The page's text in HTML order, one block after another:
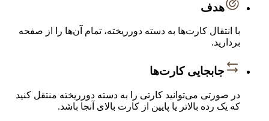
هدف
با انتقال کارت‌ها به دسته دورریخته، تمام آن‌ها را از صفحه
بردارید.
جابجایی کارت‌ها
در صورتی می‌توانید کارتی را به دسته دورریخته منتقل کنید
که یک رده بالاتر یا پایین از کارت بالای آنجا باشد.